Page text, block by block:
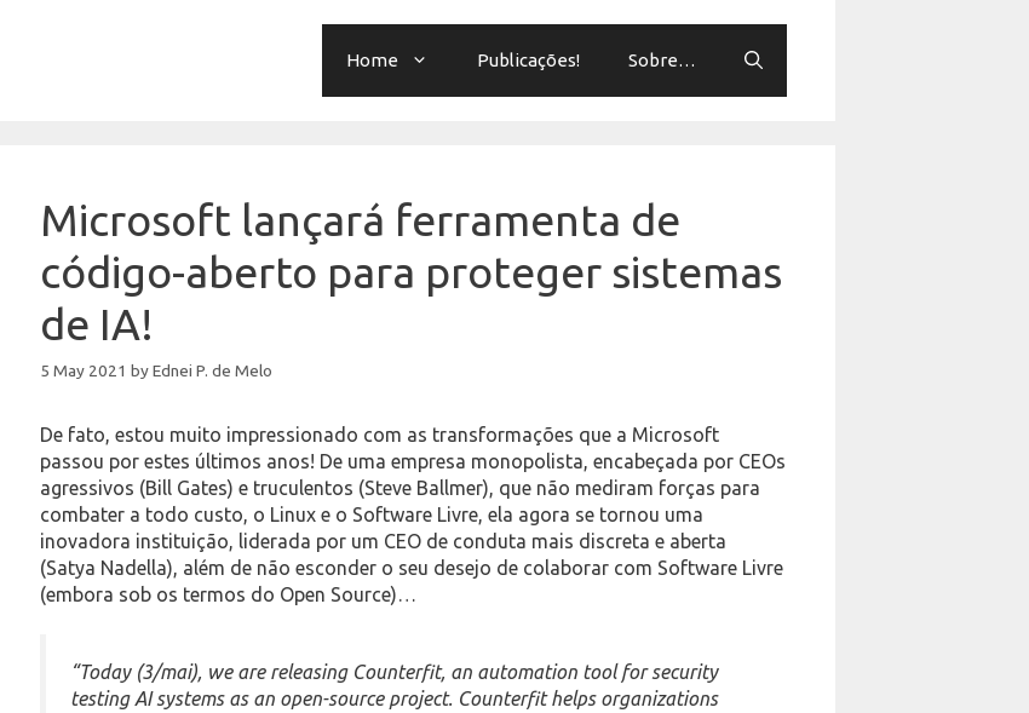
Home Publicações! Sobre…
Microsoft lançará ferramenta de
código-aberto para proteger sistemas
de IA!
5 May 2021 byEdnei P. de Melo
De fato, estou muito impressionado com as transformações que a Microsoft
passou por estes últimos anos! De uma empresa monopolista, encabeçada por CEOs
agressivos (Bill Gates) e truculentos (Steve Ballmer), que não mediram forças para
combater a todo custo, o Linux e o Software Livre, ela agora se tornou uma
inovadora instituição, liderada por um CEO de conduta mais discreta e aberta
(Satya Nadella), além de não esconder o seu desejo de colaborar com Software Livre
(embora sob os termos do Open Source)…
“Today (3/mai), we are releasing Counterfit, an automation tool for security
testing AI systems as an open-source project. Counterfit helps organizations